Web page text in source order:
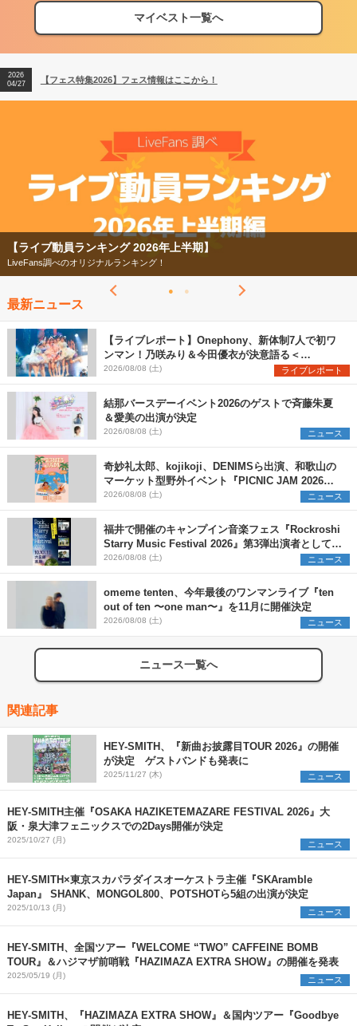
マイベスト一覧へ
【フェス特集2026】フェス情報はここから！
【ライブ動員ランキング】2026年上半期編発表！
2026
04/27
【フェス特集2026】フェス情報はここから！
2026
【フェス特集2026】
今年もフェスの季節がやってきた！
最新ニュース
【ライブレポート】Onephony、新体制7人で初ワ
ンマン！乃咲みり＆今田優衣が決意語る＜
Onephony新体制1st Oneman Live はじまりの夏
＞
2026/08/08 (土) ライブレポート
結那バースデーイベント2026のゲストで斉藤朱夏
＆愛美の出演が決定
2026/08/08 (土) ニュース
奇妙礼太郎、kojikoji、DENIMSら出演、和歌山の
マーケット型野外イベント『PICNIC JAM 2026』
早割チケット発売開始
2026/08/08 (土) ニュース
福井で開催のキャンプイン音楽フェス『Rockroshi
Starry Music Festival 2026』第3弾出演者として
SCOOBIE DO、かりゆし58、Reiを発表
2026/08/08 (土) ニュース
omeme tenten、今年最後のワンマンライブ『ten
out of ten 〜one man〜』を11月に開催決定
2026/08/08 (土) ニュース
ニュース一覧へ
関連記事
HEY-SMITH、『新曲お披露目TOUR 2026』の開催
が決定 ゲストバンドも発表に
2025/11/27 (木) ニュース
HEY-SMITH主催『OSAKA HAZIKETEMAZARE FESTIVAL 2026』大
阪・泉大津フェニックスでの2Days開催が決定
2025/10/27 (月) ニュース
HEY-SMITH×東京スカパラダイスオーケストラ主催『SKAramble
Japan』 SHANK、MONGOL800、POTSHOTら5組の出演が決定
2025/10/13 (月) ニュース
HEY-SMITH、全国ツアー『WELCOME “TWO” CAFFEINE BOMB
TOUR』＆ハジマザ前哨戦『HAZIMAZA EXTRA SHOW』の開催を発表
2025/05/19 (月) ニュース
HEY-SMITH、『HAZIMAZA EXTRA SHOW』＆国内ツアー『Goodbye